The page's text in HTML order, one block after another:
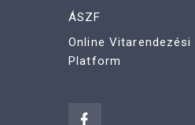
ÁSZF
Online Vitarendezési
Platform